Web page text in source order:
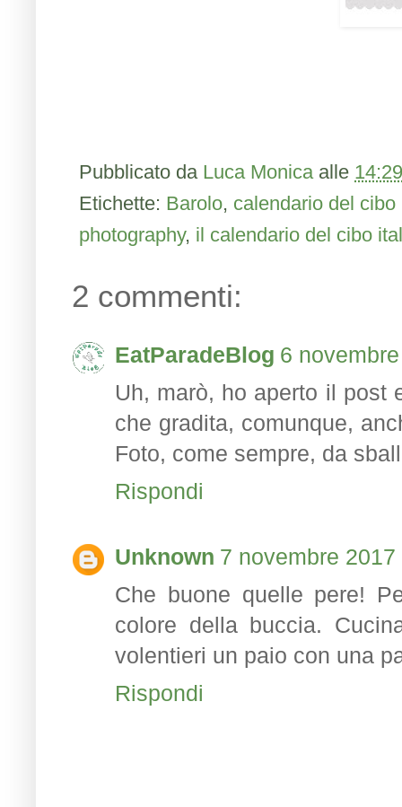
Pubblicato da Luca Monica alle 14:29
Etichette: Barolo, calendario del cibo
photography, il calendario del cibo
2 commenti:
EatParadeBlog 6
Uh, marò, ho aperto il post
che gradita, comunque,
Foto, come sempre, da
Rispondi
Unknown 7 novembre
Che buone quelle pere!
colore della buccia.
volentieri un paio con una
Rispondi